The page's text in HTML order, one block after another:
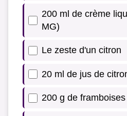
200 ml de crème
MG)
Le zeste d'un citron
20 ml de jus de
200 g de